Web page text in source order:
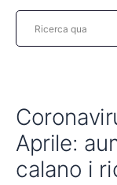
Aprile:
calano i